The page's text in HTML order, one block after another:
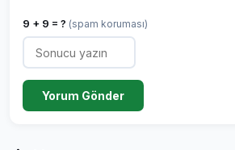
9 + 9 = ? (spam koruması)
Yorum Gönder